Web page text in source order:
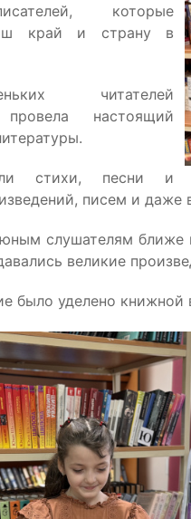
которые
край и страну в
читателей
провела настоящий
стихи, песни и
писем и даже
слушателям ближе
великие
было уделено книжной